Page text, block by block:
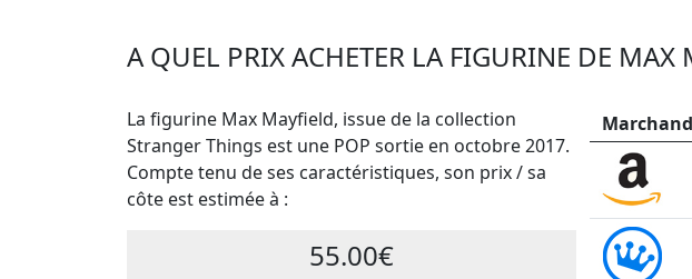
A QUEL PRIX ACHETER LA FIGURINE DE MAX
La figurine Max Mayfield, issue de la collection
Stranger Things est une POP sortie en octobre 2017.
Compte tenu de ses caractéristiques, son prix / sa
côte est estimée à :
55.00€